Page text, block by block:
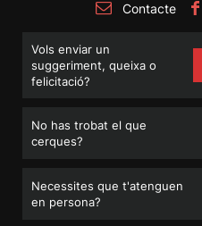
Contacte
Vols enviar un
suggeriment, queixa o
felicitació?
No has trobat el que
cerques?
Necessites que t'atenguen
en persona?